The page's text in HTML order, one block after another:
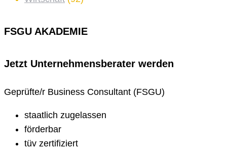
FSGU AKADEMIE
Jetzt Unternehmens­berater werden
Geprüfte/r Business Consultant (FSGU)
staatlich zugelassen
förderbar
tüv zertifiziert